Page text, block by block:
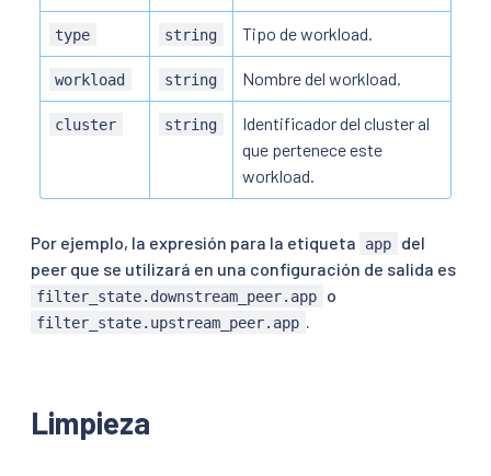
type string Tipo de workload.
workload string Nombre del workload.
cluster string
Identificador del cluster al
que pertenece este
workload.
Por ejemplo, la expresión para la etiqueta app
del
peer que se utilizará en una configuración de salida es
filter_state.downstream_peer.app o
filter_state.upstream_peer.app
Limpieza